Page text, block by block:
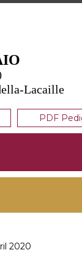
Lacaille
PDF
2020